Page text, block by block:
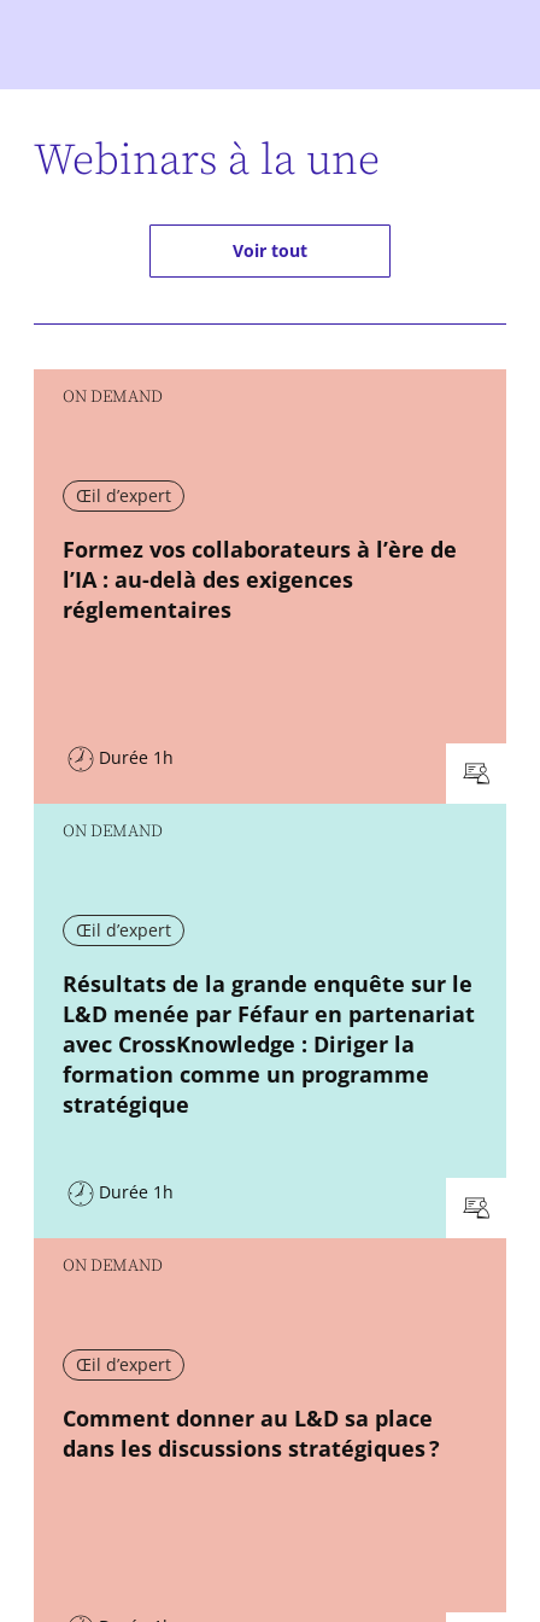
Webinars à la une
Voir tout
ON DEMAND
Œil d’expert
New window
Formez vos collaborateurs à l’ère de
l’IA : au-delà des exigences
réglementaires
Durée 1h
ON DEMAND
Œil d’expert
New window
Résultats de la grande enquête sur le
L&D menée par Féfaur en partenariat
avec CrossKnowledge : Diriger la
formation comme un programme
stratégique
Durée 1h
ON DEMAND
Œil d’expert
New window
Comment donner au L&D sa place
dans les discussions stratégiques ?